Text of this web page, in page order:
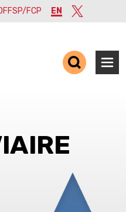
FCP EN Twitter